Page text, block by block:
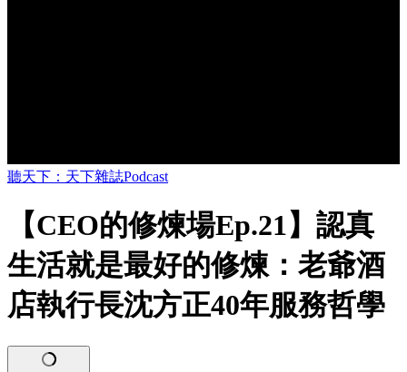
聽天下：天下雜誌Podcast
【CEO的修煉場Ep.21】認真
生活就是最好的修煉：老爺酒
店執行長沈方正40年服務哲學